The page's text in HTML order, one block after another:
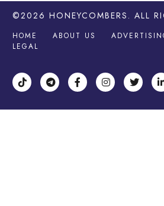
©2026 HONEYCOMBERS . ALL
HOME ABOUT US
LEGAL